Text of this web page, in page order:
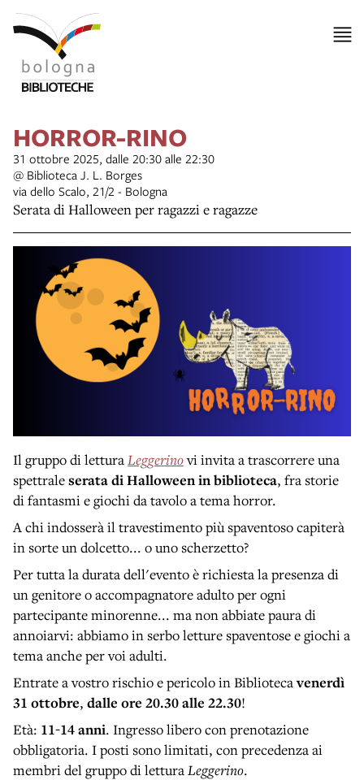
HORROR-RINO
31 ottobre 2025, dalle 20:30 alle 22:30
@ Biblioteca J. L. Borges
via dello Scalo, 21/2 - Bologna
Serata di Halloween per ragazzi e ragazze
Il gruppo di letturaLeggerinovi invita a trascorrere una
spettraleserata di Halloween in biblioteca, fra storie
di fantasmi e giochi da tavolo a tema horror.
A chi indosserà il travestimento più spaventoso capiterà
in sorte un dolcetto... o uno scherzetto?
Per tutta la durata dell'evento è richiesta la presenza di
un genitore o accompagnatore adulto per ogni
partecipante minorenne... ma non abbiate paura di
annoiarvi: abbiamo in serbo letture spaventose e giochi a
tema anche per voi adulti.
Entrate a vostro rischio e pericolo in Bibliotecavenerdì
31 ottobre, dalle ore 20.30 alle 22.30!
Età: 11-14 anni. Ingresso libero con prenotazione
obbligatoria. I posti sono limitati, con precedenza ai
membri del gruppo di letturaLeggerino.